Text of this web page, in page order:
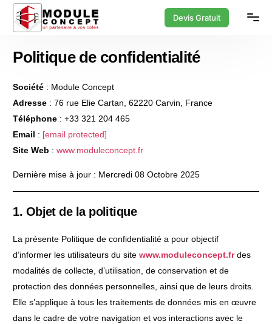
Devis Gratuit
Politique de confidentialité
Société : Module Concept
Adresse : 76 rue Elie Cartan, 62220 Carvin, France
Téléphone : +33 321 204 465
Email : [email protected]
Site Web :www.moduleconcept.fr
Dernière mise à jour : Mercredi 08 Octobre 2025
1. Objet de la politique
La présente Politique de confidentialité a pour objectif
d’informer les utilisateurs du sitewww.moduleconcept.frdes
modalités de collecte, d’utilisation, de conservation et de
protection des données personnelles, ainsi que de leurs droits.
Elle s’applique à tous les traitements de données mis en œuvre
dans le cadre de votre navigation et vos interactions avec le